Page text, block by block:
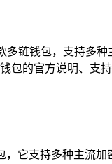
多链钱包，支持多种
包的官方说明、支
它支持多种主流